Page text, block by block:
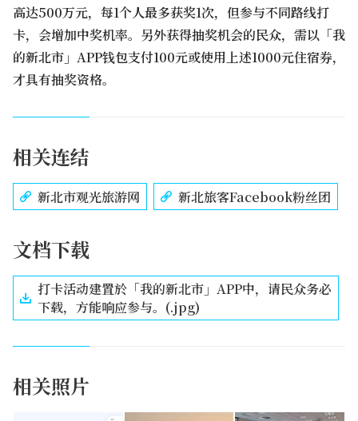
高达500万元，每1个人最多获奖1次，但参与不同路线打
卡，会增加中奖机率。另外获得抽奖机会的民众，需以「我
的新北市」APP钱包支付100元或使用上述1000元住宿券，
才具有抽奖资格。
相关连结
新北市观光旅游网 新北旅客Facebook粉丝团
文档下载
打卡活动建置於「我的新北市」APP中，请民众务必
下载，方能响应参与。(.jpg)
相关照片